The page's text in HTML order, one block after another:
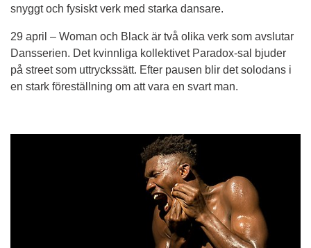
snyggt och fysiskt verk med starka dansare.
29 april – Woman och Black är två olika verk som avslutar
Dansserien. Det kvinnliga kollektivet Paradox-sal bjuder
på street som uttryckssätt. Efter pausen blir det solodans i
en stark föreställning om att vara en svart man.